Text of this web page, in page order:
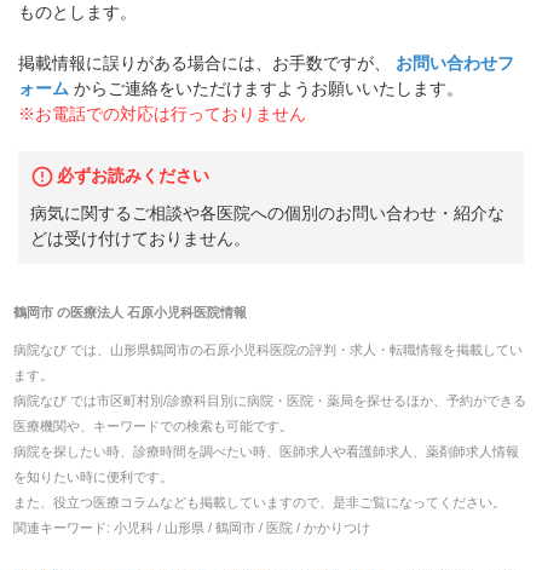
ものとします。
掲載情報に誤りがある場合には、お手数ですが、
お問い合わせフ
ォーム からご連絡をいただけますようお願いいたします。
※お電話での対応は行っておりません
必ずお読みください
病気に関するご相談や各医院への個別のお問い合わせ・紹介な
どは受け付けておりません。
鶴岡市の医療法人 石原小児科医院情報
病院なび では、 山形県鶴岡市の石原小児科医院の評判・求人・転職情報を掲載してい
ます。
病院なび では市区町村別/診療科目別に病院・医院・薬局を探せるほか、予約ができる
医療機関や、キーワードでの検索も可能です。
病院を探したい時、診療時間を調べたい時、医師求人や看護師求人、薬剤師求人情報
を知りたい時に便利です。
また、役立つ医療コラムなども掲載していますので、是非ご覧になってください。
関連キーワード: 小児科 / 山形県 / 鶴岡市 / 医院 / かかりつけ